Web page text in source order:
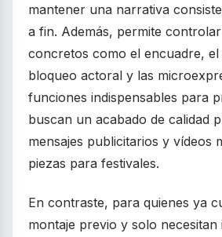
mantener una narrativa
a fin. Además, permite
concretos como el encuadre,
bloqueo actoral y las
funciones indispensables para
buscan un acabado de calidad
mensajes publicitarios y vídeos
piezas para festivales.
En contraste, para quienes ya
montaje previo y solo necesitan